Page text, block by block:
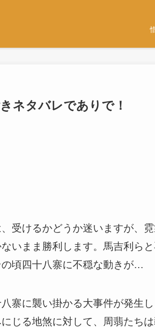
ネタバレでありで！
受けるかどうか迷いますが、
いまま勝利します。馬吉利ら
頃四十八寨に不穏な動きが…
寨に襲い掛かる大事件が発生し
じる地煞に対して、周翡たち